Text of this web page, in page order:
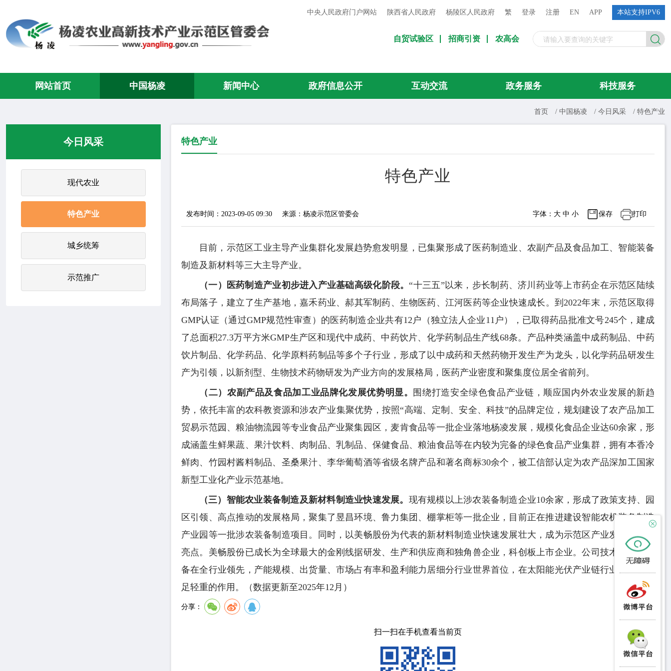
中央人民政府门户网站 陕西省人民政府 杨陵区人民政府 繁 登录 注册 EN APP 本站支持IPV6
自贸试验区 招商引资 农高会
网站首页 中国杨凌 新闻中心 政府信息公开 互动交流 政务服务 科技服务
首页 / 中国杨凌 / 今日风采 / 特色产业
今日风采
现代农业
特色产业
城乡统筹
示范推广
特色产业
特色产业
发布时间：2023-09-05 09:30 来源：杨凌示范区管委会 打印
保存
字体： 大 中 小
目前，示范区工业主导产业集群化发展趋势愈发明显，已集聚形成了医药制造业、农副产品及食品加工、智能装备
制造及新材料等三大主导产业。
（一）医药制造产业初步进入产业基础高级化阶段。 “十三五”以来，步长制药、济川药业等上市药企在示范区陆续
布局落子，建立了生产基地，嘉禾药业、郝其军制药、生物医药、江河医药等企业快速成长。到2022年末，示范区取得
GMP认证（通过GMP规范性审查）的医药制造企业共有12户（独立法人企业11户），已取得药品批准文号245个，建成
了总面积27.3万平方米GMP生产区和现代中成药、中药饮片、化学药制品生产线68条。产品种类涵盖中成药制品、中药
饮片制品、化学药品、化学原料药制品等多个子行业，形成了以中成药和天然药物开发生产为龙头，以化学药品研发生
产为引领，以新剂型、生物技术药物研发为产业方向的发展格局，医药产业密度和聚集度位居全省前列。
（二）农副产品及食品加工业品牌化发展优势明显。 围绕打造安全绿色食品产业链，顺应国内外农业发展的新趋
势，依托丰富的农科教资源和涉农产业集聚优势，按照“高端、定制、安全、科技”的品牌定位，规划建设了农产品加工
贸易示范园、粮油物流园等专业食品产业聚集园区，麦肯食品等一批企业落地杨凌发展，规模化食品企业达60余家，形
成涵盖生鲜果蔬、果汁饮料、肉制品、乳制品、保健食品、粮油食品等在内较为完备的绿色食品产业集群，拥有本香冷
鲜肉、竹园村酱料制品、圣桑果汁、李华葡萄酒等省级名牌产品和著名商标30余个，被工信部认定为农产品深加工国家
新型工业化产业示范基地。
（三）智能农业装备制造及新材料制造业快速发展。 现有规模以上涉农装备制造企业10余家，形成了政策支持、园
区引领、高点推动的发展格局，聚集了昱昌环境、鲁力集团、棚掌柜等一批企业，目前正在推进建设智能农机装备制造
产业园等一批涉农装备制造项目。同时，以美畅股份为代表的新材料制造业快速发展壮大，成为示范区产业发展的一大
亮点。美畅股份已成长为全球最大的金刚线据研发、生产和供应商和独角兽企业，科创板上市企业。公司技术研发和储
备在全行业领先，产能规模、出货量、市场占有率和盈利能力居细分行业世界首位，在太阳能光伏产业链行业内具有举
足轻重的作用。
（数据更新至2025年12月）
分享：
扫一扫在手机查看当前页